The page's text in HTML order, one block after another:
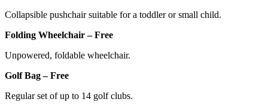
Collapsible pushchair suitable for a toddler or small child.
Folding Wheelchair – Free
Unpowered, foldable wheelchair.
Golf Bag – Free
Regular set of up to 14 golf clubs.